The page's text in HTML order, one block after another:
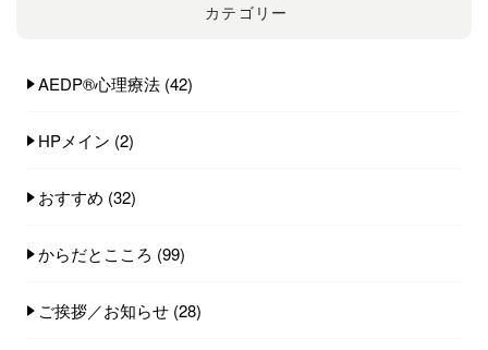
カテゴリー
AEDP®︎心理療法 (42)
HPメイン (2)
おすすめ (32)
からだとこころ (99)
ご挨拶／お知らせ (28)